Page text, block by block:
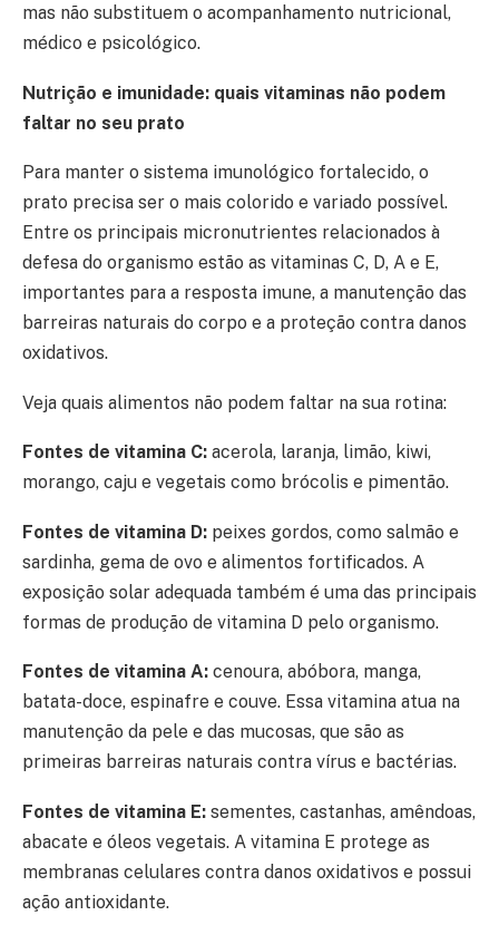
mas não substituem o acompanhamento nutricional,
médico e psicológico.
Nutrição e imunidade: quais vitaminas não podem
faltar no seu prato
Para manter o sistema imunológico fortalecido, o
prato precisa ser o mais colorido e variado possível.
Entre os principais micronutrientes relacionados à
defesa do organismo estão as vitaminas C, D, A e E,
importantes para a resposta imune, a manutenção das
barreiras naturais do corpo e a proteção contra danos
oxidativos.
Veja quais alimentos não podem faltar na sua rotina:
Fontes de vitamina C: acerola, laranja, limão, kiwi,
morango, caju e vegetais como brócolis e pimentão.
Fontes de vitamina D: peixes gordos, como salmão e
sardinha, gema de ovo e alimentos fortificados. A
exposição solar adequada também é uma das principais
formas de produção de vitamina D pelo organismo.
Fontes de vitamina A: cenoura, abóbora, manga,
batata-doce, espinafre e couve. Essa vitamina atua na
manutenção da pele e das mucosas, que são as
primeiras barreiras naturais contra vírus e bactérias.
Fontes de vitamina E: sementes, castanhas, amêndoas,
abacate e óleos vegetais. A vitamina E protege as
membranas celulares contra danos oxidativos e possui
ação antioxidante.